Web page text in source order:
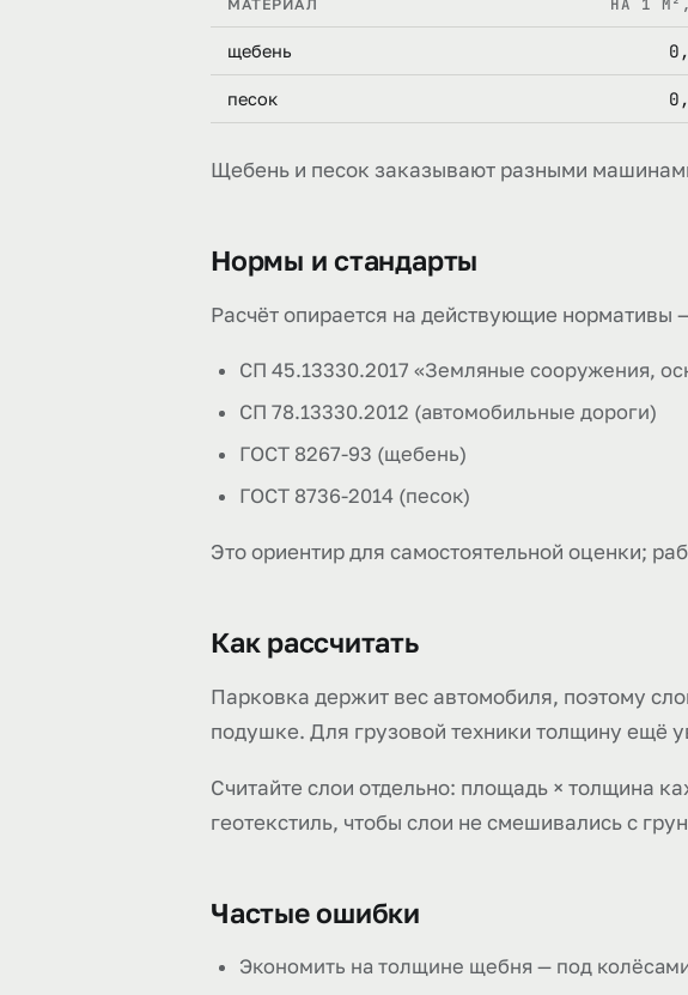
МАТЕРИАЛ НА 1
щебень
песок
Щебень и песок заказывают разными
Нормы и стандарты
Расчёт опирается на действующие
СП 45.13330.2017 «Земляные сооружения,
СП 78.13330.2012 (автомобильные дороги)
ГОСТ 8267-93 (щебень)
ГОСТ 8736-2014 (песок)
Это ориентир для самостоятельной оценки;
Как рассчитать
Парковка держит вес автомобиля, поэтому
подушке. Для грузовой техники толщину ещё
Считайте слои отдельно: площадь × толщина
геотекстиль, чтобы слои не смешивались с
Частые ошибки
Экономить на толщине щебня — под